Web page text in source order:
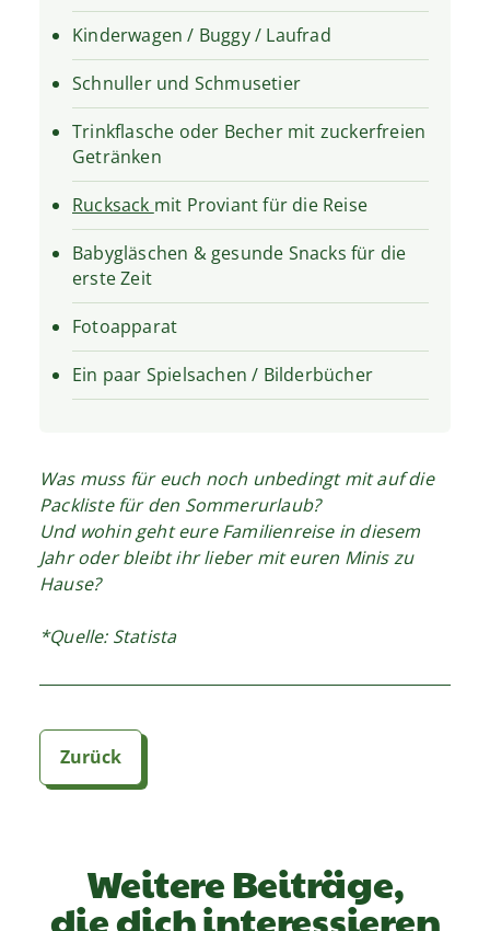
Kinderwagen / Buggy / Laufrad
Schnuller und Schmusetier
Trinkflasche oder Becher mit zuckerfreien
Getränken
Rucksack mit Proviant für die Reise
Babygläschen & gesunde Snacks für die
erste Zeit
Fotoapparat
Ein paar Spielsachen / Bilderbücher
Was muss für euch noch unbedingt mit auf die
Packliste für den Sommerurlaub?
Und wohin geht eure Familienreise in diesem
Jahr oder bleibt ihr lieber mit euren Minis zu
Hause?
*Quelle: Statista
Zurück
Weitere Beiträge,
die dich interessieren